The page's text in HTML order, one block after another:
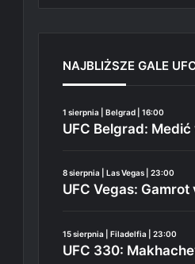
NAJBLIŻSZE GALE
1 sierpnia | Belgrad | 16:00
UFC Belgrad:
8 sierpnia | Las Vegas | 23:00
UFC Vegas: Gamrot
15 sierpnia | Filadelfia | 23:00
UFC 330: